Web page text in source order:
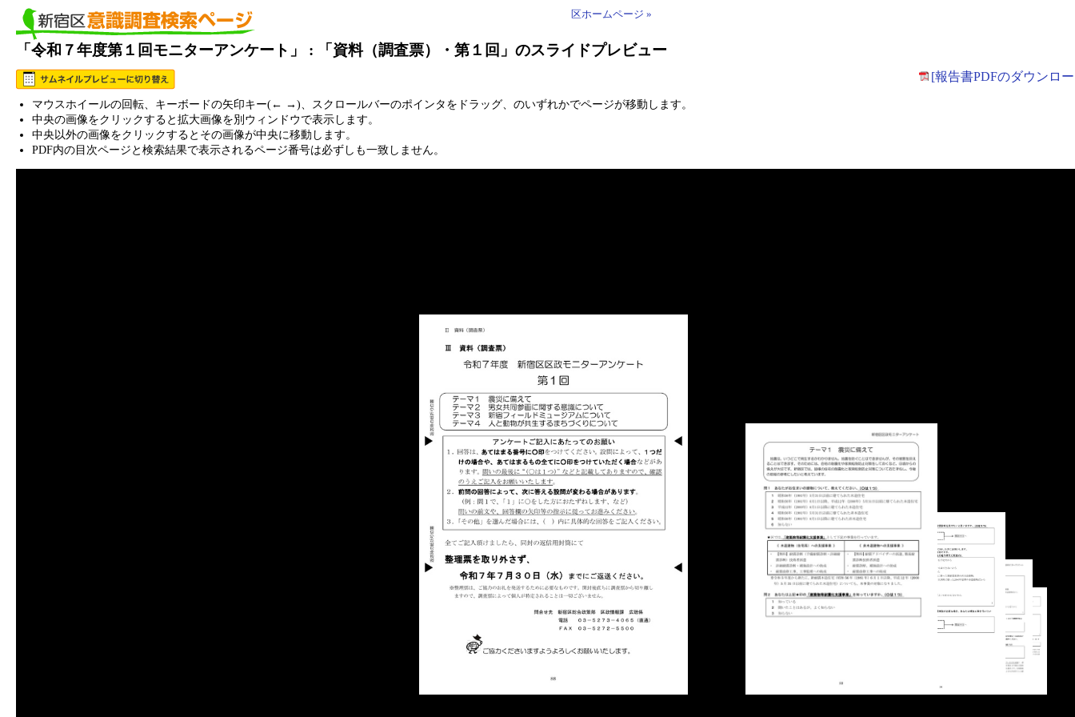
区ホームページ »
「令和７年度第１回モニターアンケート」 : 「資料（調査票）・第１回」のスライドプレビュー
[報告書PDFのダウンロ
マウスホイールの回転、キーボードの矢印キー(← →)、スクロールバーのポインタをドラッグ、のいずれかでページが移動します。
中央の画像をクリックすると拡大画像を別ウィンドウで表示します。
中央以外の画像をクリックするとその画像が中央に移動します。
PDF内の目次ページと検索結果で表示されるページ番号は必ずしも一致しません。